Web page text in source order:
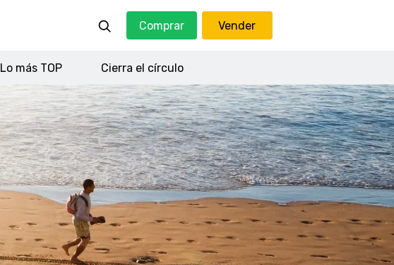
Comprar Vender
Lo más TOP Cierra el círculo